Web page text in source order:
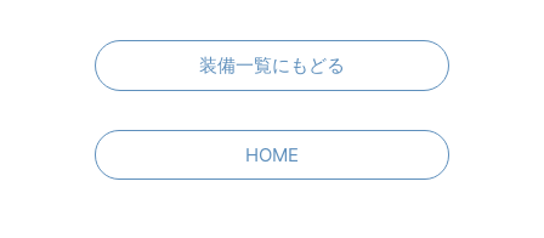
装備一覧にもどる
HOME